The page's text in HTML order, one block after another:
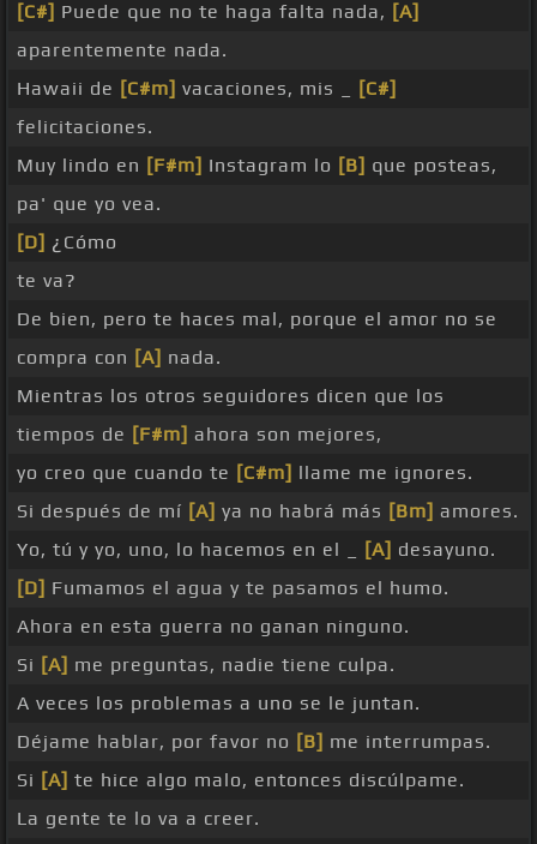
[C#] Puede que no te haga falta nada, [A]
aparentemente nada.
Hawaii de [C#m] vacaciones, mis _
[C#]
felicitaciones.
Muy lindo en [F#m] Instagram lo [B] que posteas,
pa' que yo vea.
[D] ¿Cómo
te va?
De bien, pero te haces mal, porque el amor no se
compra con [A] nada.
Mientras los otros seguidores dicen que los
tiempos de [F#m] ahora son mejores,
yo creo que cuando te [C#m] llame me ignores.
Si después de mí [A] ya no habrá más [Bm] amores.
Yo, tú y yo, uno, lo hacemos en el _
[A] desayuno.
[D] Fumamos el agua y te pasamos el humo.
Ahora en esta guerra no ganan ninguno.
Si [A] me preguntas, nadie tiene culpa.
A veces los problemas a uno se le juntan.
Déjame hablar, por favor no [B] me interrumpas.
Si [A] te hice algo malo, entonces discúlpame.
La gente te lo va a creer.